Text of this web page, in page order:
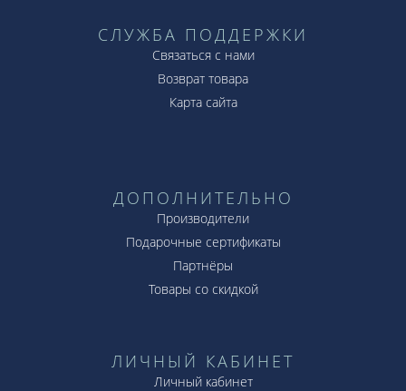
СЛУЖБА ПОДДЕРЖКИ
Связаться с нами
Возврат товара
Карта сайта
ДОПОЛНИТЕЛЬНО
Производители
Подарочные сертификаты
Партнёры
Товары со скидкой
ЛИЧНЫЙ КАБИНЕТ
Личный кабинет